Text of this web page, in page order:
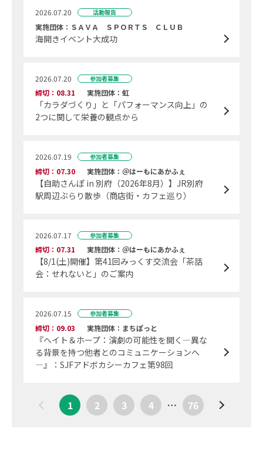
2026.07.20 活動報告
実施団体：ＳＡＶＡ ＳＰＯＲＴＳ ＣＬＵＢ
海開きイベント大成功
2026.07.20 参加者募集
締切：08.31 実施団体：虹
「カラダづくり」と「パフォーマンス向上」の
2つに関して栄養の観点から
2026.07.19 参加者募集
締切：07.30 実施団体：＠はーもにあかふぇ
【自助さんぽ in 別府（2026年8月）】JR別府
駅周辺ぶらり散歩（商店街・カフェ巡り）
2026.07.17 参加者募集
締切：07.31 実施団体：＠はーもにあかふぇ
【8/1(土)開催】第41回みっくす交流会「茶話
会：せれないと」のご案内
2026.07.15 参加者募集
締切：09.03 実施団体：まちぽっと
『ヘイト＆ホープ：演劇の可能性を開く―異な
る背景を持つ他者とのコミュニケーションへ
―』：SJFアドボカシーカフェ第98回
1 2 3 4 … 76